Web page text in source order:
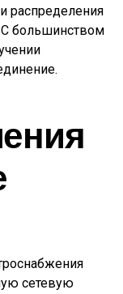
распределения
большинством
сетевую